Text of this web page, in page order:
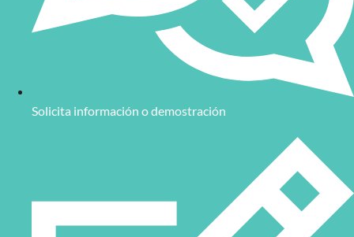
Solicita información o demostración